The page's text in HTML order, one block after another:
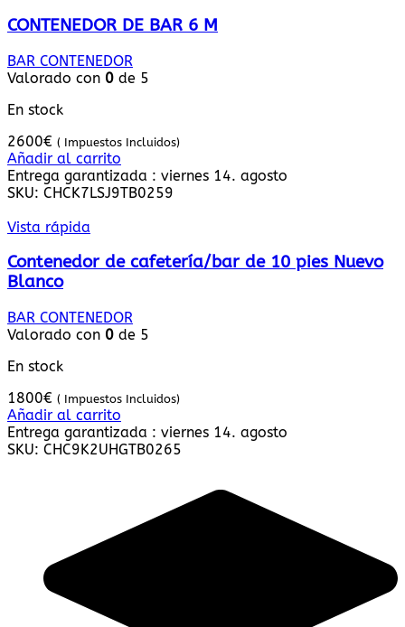
CONTENEDOR DE BAR 6 M
BAR CONTENEDOR
Valorado con 0 de 5
En stock
2600€ ( Impuestos Incluidos)
Añadir al carrito
Entrega garantizada : viernes 14. agosto
SKU: CHCK7LSJ9TB0259
Vista rápida
Contenedor de cafetería/bar de 10 pies Nuevo
Blanco
BAR CONTENEDOR
Valorado con 0 de 5
En stock
1800€ ( Impuestos Incluidos)
Añadir al carrito
Entrega garantizada : viernes 14. agosto
SKU: CHC9K2UHGTB0265